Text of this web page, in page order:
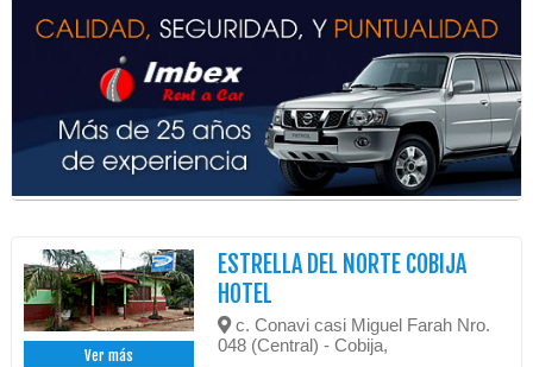
Ver más
ESTRELLA DEL NORTE COBIJA
HOTEL
c. Conavi casi Miguel Farah Nro.
048 (Central) - Cobija,